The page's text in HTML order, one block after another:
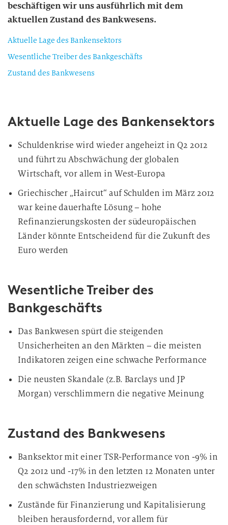
beschäftigen wir uns ausführlich mit dem
aktuellen Zustand des Bankwesens.
Aktuelle Lage des Bankensektors
Wesentliche Treiber des Bankgeschäfts
Zustand des Bankwesens
Aktuelle Lage des Bankensektors
Schuldenkrise wird wieder angeheizt in Q2 2012
und führt zu Abschwächung der globalen
Wirtschaft, vor allem in West-Europa
Griechischer „Haircut“ auf Schulden im März 2012
war keine dauerhafte Lösung – hohe
Refinanzierungskosten der südeuropäischen
Länder könnte Entscheidend für die Zukunft des
Euro werden
Wesentliche Treiber des
Bankgeschäfts
Das Bankwesen spürt die steigenden
Unsicherheiten an den Märkten – die meisten
Indikatoren zeigen eine schwache Performance
Die neusten Skandale (z.B. Barclays und JP
Morgan) verschlimmern die negative Meinung
Zustand des Bankwesens
Banksektor mit einer TSR-Performance von -9% in
Q2 2012 und -17% in den letzten 12 Monaten unter
den schwächsten Industriezweigen
Zustände für Finanzierung und Kapitalisierung
bleiben herausfordernd, vor allem für